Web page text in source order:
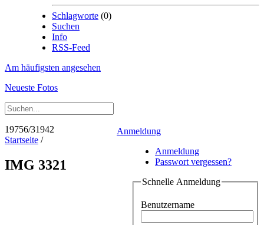
Schlagworte (0)
Suchen
Info
RSS-Feed
Am häufigsten angesehen
Neueste Fotos
Anmeldung
Anmeldung
Passwort vergessen?
Schnelle Anmeldung
Benutzername
19756/31942
Startseite /
IMG 3321